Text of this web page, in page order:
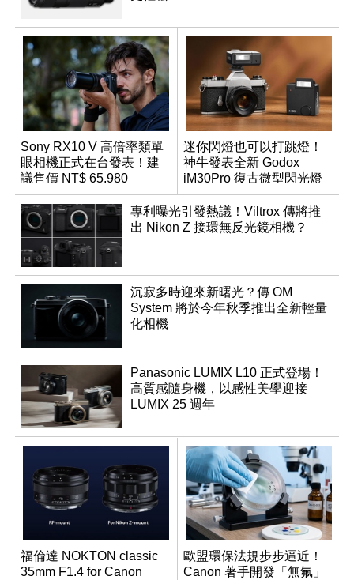
Sony RX10 V 高倍率類單
眼相機正式在台發表！建
議售價 NT$ 65,980
迷你閃燈也可以打跳燈！
神牛發表全新 Godox
iM30Pro 復古微型閃光燈
專利曝光引發熱議！Viltrox 傳將推
出 Nikon Z 接環無反光鏡相機？
沉寂多時迎來新曙光？傳 OM
System 將於今年秋季推出全新輕量
化相機
Panasonic LUMIX L10 正式登場！
高質感隨身機，以感性美學迎接
LUMIX 25 週年
福倫達 NOKTON classic
35mm F1.4 for Canon
歐盟環保法規步步逼近！
Canon 著手開發「無氟」